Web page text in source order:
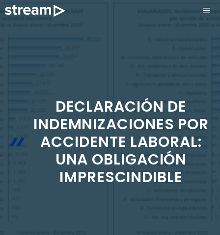
Saltar
DECLARACIÓN DE
INDEMNIZACIONES POR
ACCIDENTE LABORAL:
UNA OBLIGACIÓN
IMPRESCINDIBLE